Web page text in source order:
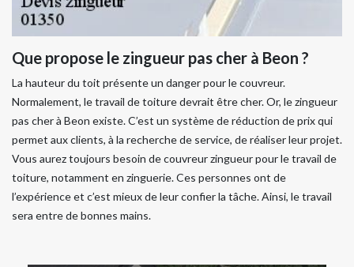
Que propose le zingueur pas cher à Beon ?
La hauteur du toit présente un danger pour le couvreur.
Normalement, le travail de toiture devrait être cher. Or, le zingueur
pas cher à Beon existe. C’est un système de réduction de prix qui
permet aux clients, à la recherche de service, de réaliser leur projet.
Vous aurez toujours besoin de couvreur zingueur pour le travail de
toiture, notamment en zinguerie. Ces personnes ont de
l’expérience et c’est mieux de leur confier la tâche. Ainsi, le travail
sera entre de bonnes mains.